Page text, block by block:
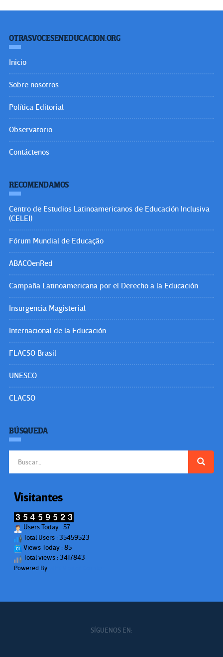
OTRASVOCESENEDUCACION.ORG
Inicio
Sobre nosotros
Política Editorial
Observatorio
Contáctenos
RECOMENDAMOS
Centro de Estudios Latinoamericanos de Educación Inclusiva
(CELEI)
Fórum Mundial de Educação
ABACOenRed
Campaña Latinoamericana por el Derecho a la Educación
Insurgencia Magisterial
Internacional de la Educación
FLACSO Brasil
UNESCO
CLACSO
BÚSQUEDA
Visitantes
Users Today : 57
Total Users : 35459523
Views Today : 85
Total views : 3417843
Powered By
SÍGUENOS EN: